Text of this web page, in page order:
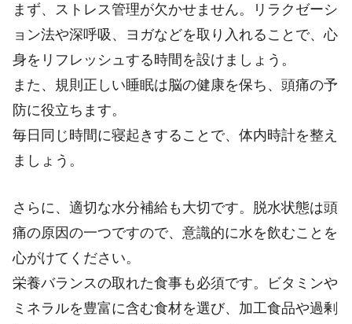
まず、ストレス管理が欠かせません。リラクゼーシ
ョン法や深呼吸、ヨガなどを取り入れることで、心
身をリフレッシュする時間を設けましょう。
また、規則正しい睡眠は脳の健康を保ち、頭痛の予
防に役立ちます。
毎日同じ時間に寝起きすることで、体内時計を整え
ましょう。
さらに、適切な水分補給も大切です。脱水状態は頭
痛の原因の一つですので、意識的に水を飲むことを
心がけてください。
栄養バランスの取れた食事も必須です。ビタミンや
ミネラルを豊富に含む食材を選び、加工食品や過剰